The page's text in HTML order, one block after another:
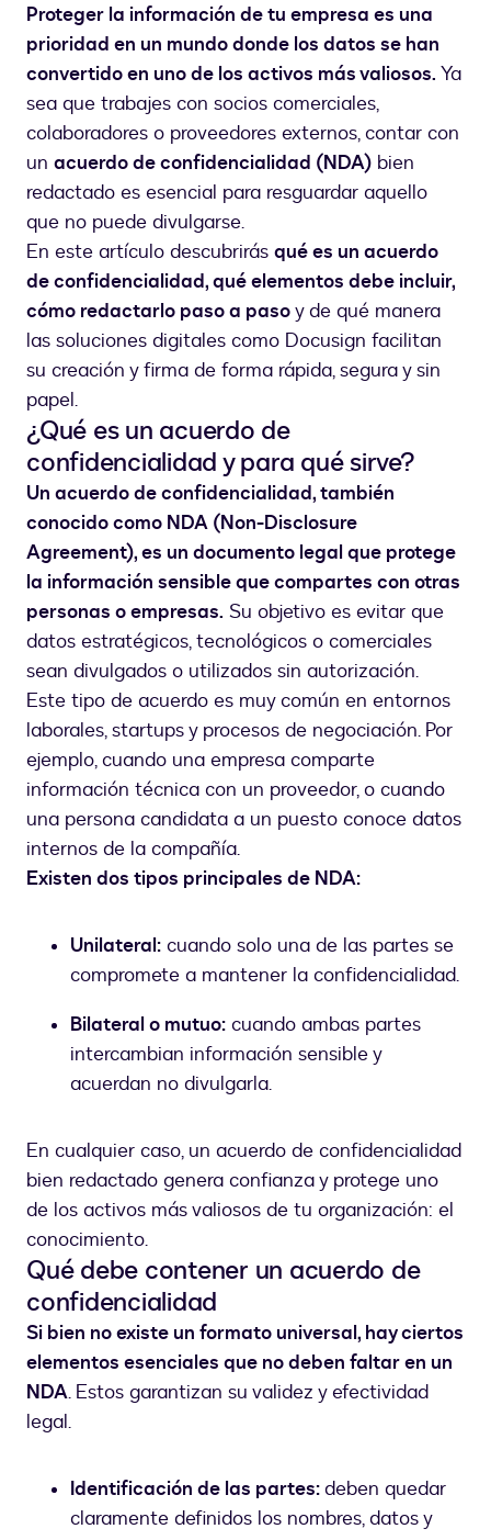
Proteger la información de tu empresa es una
prioridad en un mundo donde los datos se han
convertido en uno de los activos más valiosos. Ya
sea que trabajes con socios comerciales,
colaboradores o proveedores externos, contar con
un acuerdo de confidencialidad (NDA) bien
redactado es esencial para resguardar aquello
que no puede divulgarse.
En este artículo descubrirás qué es un acuerdo
de confidencialidad, qué elementos debe incluir,
cómo redactarlo paso a pasoy de qué manera
las soluciones digitales como Docusign facilitan
su creación y firma de forma rápida, segura y sin
papel.
¿Qué es un acuerdo de
confidencialidad y para qué sirve?
Un acuerdo de confidencialidad, también
conocido como NDA (Non-Disclosure
Agreement), es un documento legal que protege
la información sensible que compartes con otras
personas o empresas. Su objetivo es evitar que
datos estratégicos, tecnológicos o comerciales
sean divulgados o utilizados sin autorización.
Este tipo de acuerdo es muy común en entornos
laborales, startups y procesos de negociación. Por
ejemplo, cuando una empresa comparte
información técnica con un proveedor, o cuando
una persona candidata a un puesto conoce datos
internos de la compañía.
Existen dos tipos principales de NDA:
Unilateral: cuando solo una de las partes se
compromete a mantener la confidencialidad.
Bilateral o mutuo: cuando ambas partes
intercambian información sensible y
acuerdan no divulgarla.
En cualquier caso, un acuerdo de confidencialidad
bien redactado genera confianza y protege uno
de los activos más valiosos de tu organización: el
conocimiento.
Qué debe contener un acuerdo de
confidencialidad
Si bien no existe un formato universal, hay ciertos
elementos esenciales que no deben faltar en un
NDA. Estos garantizan su validez y efectividad
legal.
Identificación de las partes:deben quedar
claramente definidos los nombres, datos y